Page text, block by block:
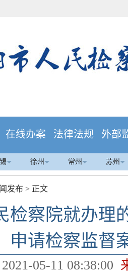
在线办案 法律法规 外部
徐州 常州 苏州
发布 > 正文
检察院就办理
申请检察监督
2021-05-11 08:38:00